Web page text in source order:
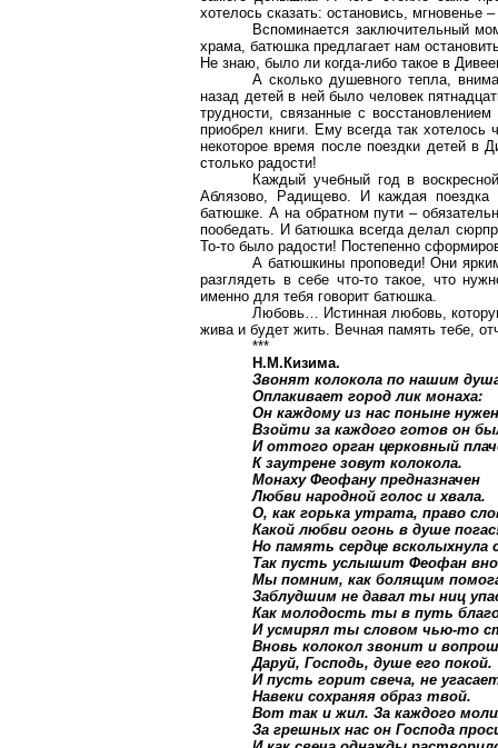
хотелось сказать: остановись, мгновенье
Вспоминается заключительный
храма, батюшка предлагает нам
Не знаю, было ли когда-либо такое в
А сколько душевного тепла,
назад детей в ней было человек
трудности, связанные с
приобрел книги. Ему всегда так хотелось
некоторое время после поездки детей в
столько радости!
Каждый учебный год в
Аблязово, Радищево. И каждая поездка
батюшке. А на обратном пути –
пообедать. И батюшка всегда делал
То-то было радости! Постепенно
А батюшкины проповеди! Они
разглядеть в себе что-то такое, что
именно для тебя говорит батюшка.
Любовь… Истинная любовь,
жива и будет жить. Вечная память тебе,
***
Н.М.Кизима.
Звонят колокола по нашим
Оплакивает город лик монаха:
Он каждому из нас поныне
Взойти за каждого готов он
И оттого орган церковный
К заутрене зовут колокола.
Монаху Феофану предназначен
Любви народной голос и хвала.
О, как горька утрата, право
Какой любви огонь в душе
Но память сердце всколыхнула
Так пусть услышит Феофан
Мы помним, как болящим
Заблудшим не давал ты ниц
Как молодость ты в путь
И усмирял ты словом чью-то
Вновь колокол звонит и
Даруй, Господь, душе его покой.
И пусть горит свеча, не
Навеки сохраняя образ твой.
Вот так и жил. За каждого
За грешных нас он Господа